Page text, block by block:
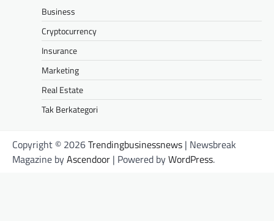
Business
Cryptocurrency
Insurance
Marketing
Real Estate
Tak Berkategori
Copyright © 2026Trendingbusinessnews | Newsbreak
Magazine byAscendoor | Powered byWordPress.